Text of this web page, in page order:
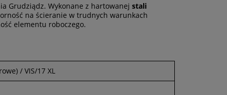
Grudziądz. Wykonane z hartowanej stali
na ścieranie w trudnych warunkach
elementu roboczego.
/ VIS/17 XL